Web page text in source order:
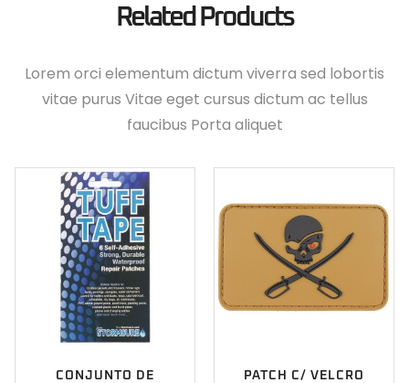
Related Products
Lorem orci elementum dictum viverra sed lobortis
vitae purus Vitae eget cursus dictum ac tellus
faucibus Porta aliquet
CONJUNTO DE
PATCH C/ VELCRO